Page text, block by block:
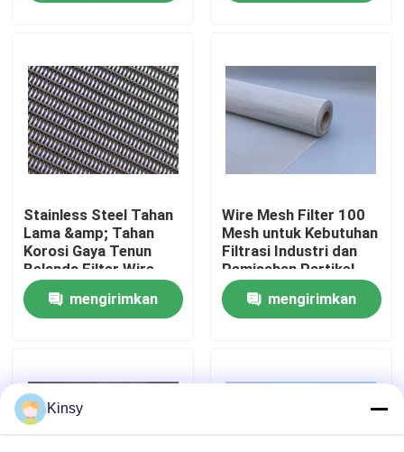
Tentang Kami
Tur Pabrik
Kontrol Kualitas
Hubungi Kami
Kasus-kasus
Stainless Steel Tahan
Lama &amp; Tahan
Korosi Gaya Tenun
Belanda Filter Wire
Mesh
mengirimkan
Wire Mesh Filter 100
Mesh untuk Kebutuhan
Filtrasi Industri dan
Pemisahan Partikel
mengirimkan
Kinsy